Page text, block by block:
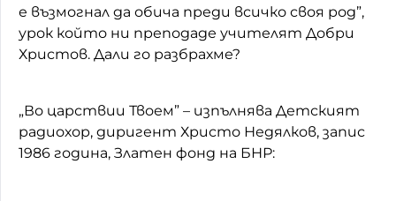
е възмогнал да обича преди всичко своя род”,
урок който ни преподаде учителят Добри
Христов. Дали го разбрахме?
„Во царствии Твоем” – изпълнява Детският
радиохор, диригент Христо Недялков, запис
1986 година, Златен фонд на БНР: